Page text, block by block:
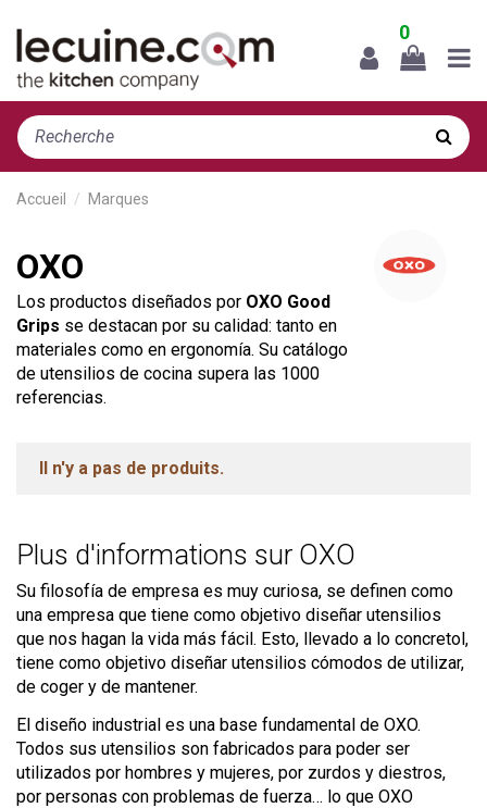
0
Accueil Marques
OXO
Los productos diseñados por OXO Good
Grips se destacan por su calidad: tanto en
materiales como en ergonomía. Su catálogo
de utensilios de cocina supera las 1000
referencias.
Il n'y a pas de produits.
Plus d'informations sur OXO
Su filosofía de empresa es muy curiosa, se definen como
una empresa que tiene como objetivo diseñar utensilios
que nos hagan la vida más fácil. Esto, llevado a lo concretol,
tiene como objetivo diseñar utensilios cómodos de utilizar,
de coger y de mantener.
El diseño industrial es una base fundamental de OXO.
Todos sus utensilios son fabricados para poder ser
utilizados por hombres y mujeres, por zurdos y diestros,
por personas con problemas de fuerza… lo que OXO